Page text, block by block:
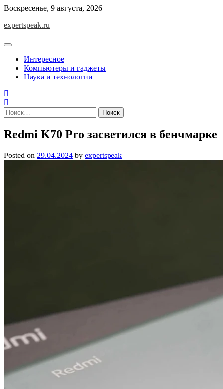
Skip
content
Воскресенье, 9 августа, 2026
expertspeak.ru
Интересное
Компьютеры и гаджеты
Наука и технологии
Найти:
Redmi K70 Pro засветился в бенчмарке
Posted on 29.04.2024 by expertspeak